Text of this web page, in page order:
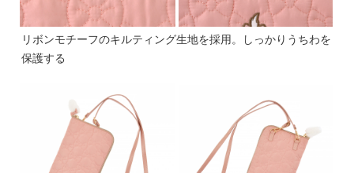
リボンモチーフのキルティング生地を採用。しっかりうちわを
保護する